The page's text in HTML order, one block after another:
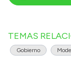
TEMAS
Gobierno